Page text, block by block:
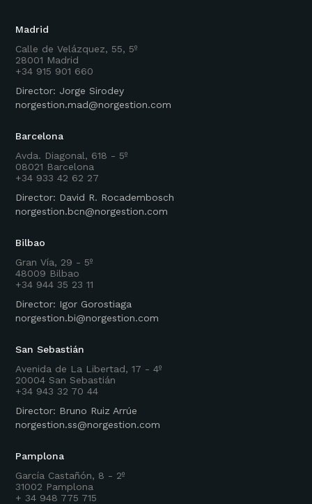
Madrid
Calle de Velázquez, 55, 5º
28001 Madrid
+34 915 901 660
Director: Jorge Sirodey
norgestion.mad@norgestion.com
Barcelona
Avda. Diagonal, 618 - 5º
08021 Barcelona
+34 933 42 62 27
Director: David R. Rocadembosch
norgestion.bcn@norgestion.com
Bilbao
Gran Vía, 29 - 5º
48009 Bilbao
+34 944 35 23 11
Director: Igor Gorostiaga
norgestion.bi@norgestion.com
San Sebastián
Avenida de La Libertad, 17 - 4º
20004 San Sebastián
+34 943 32 70 44
Director: Bruno Ruiz Arrúe
norgestion.ss@norgestion.com
Pamplona
García Castañón, 8 - 2º
31002 Pamplona
+ 34 948 775 715